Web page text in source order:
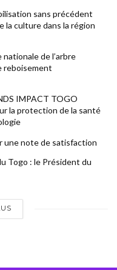
sans précédent
la culture dans la région
de l’arbre
reboisement
IMPACT TOGO
la protection de la santé
une note de satisfaction
Togo : le Président du